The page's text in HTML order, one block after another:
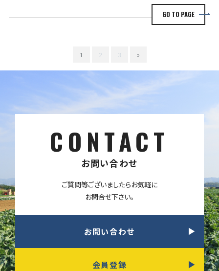
GO TO PAGE
1 2 3 »
CONTACT
お問い合わせ
ご質問等ございましたらお気軽に
お問合せ下さい。
お問い合わせ
会員登録